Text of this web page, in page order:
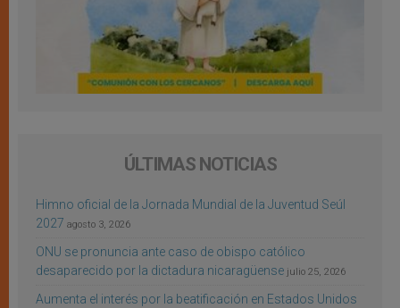
ÚLTIMAS NOTICIAS
Himno oficial de la Jornada Mundial de la Juventud Seúl
2027 agosto 3, 2026
ONU se pronuncia ante caso de obispo católico
desaparecido por la dictadura nicaragüense julio 25, 2026
Aumenta el interés por la beatificación en Estados Unidos